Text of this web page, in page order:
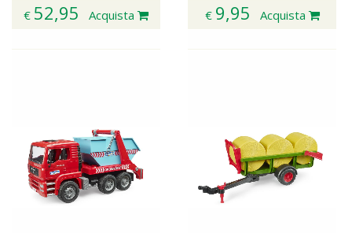
€ 52,95 Acquista € 9,95 Acquista